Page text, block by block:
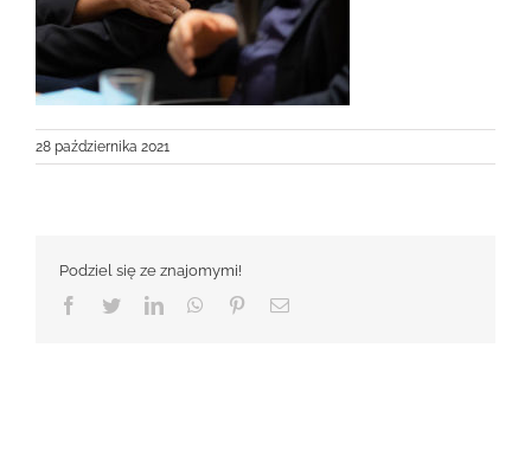
28 października 2021
Podziel się ze znajomymi!
Facebook
TwitterLinkedInWhatsApp
PinterestEmail